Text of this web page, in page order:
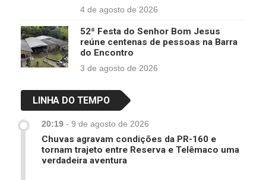
4 de agosto de 2026
52ª Festa do Senhor Bom Jesus
reúne centenas de pessoas na Barra
do Encontro
3 de agosto de 2026
LINHA DO TEMPO
20:19 - 9 de agosto de 2026
Chuvas agravam condições da PR-160 e
tornam trajeto entre Reserva e Telêmaco uma
verdadeira aventura